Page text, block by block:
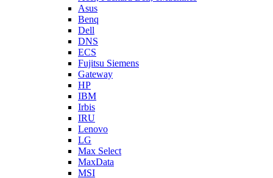
Asus
Benq
Dell
DNS
ECS
Fujitsu Siemens
Gateway
HP
IBM
Irbis
IRU
Lenovo
LG
Max Select
MaxData
MSI